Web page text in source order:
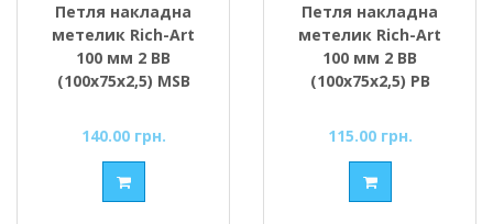
Петля накладна
метелик Rich-Art
100 мм 2 ВВ
(100х75х2,5) MSB
140.00 грн.
Петля накладна
метелик Rich-Art
100 мм 2 ВВ
(100х75х2,5) РВ
115.00 грн.